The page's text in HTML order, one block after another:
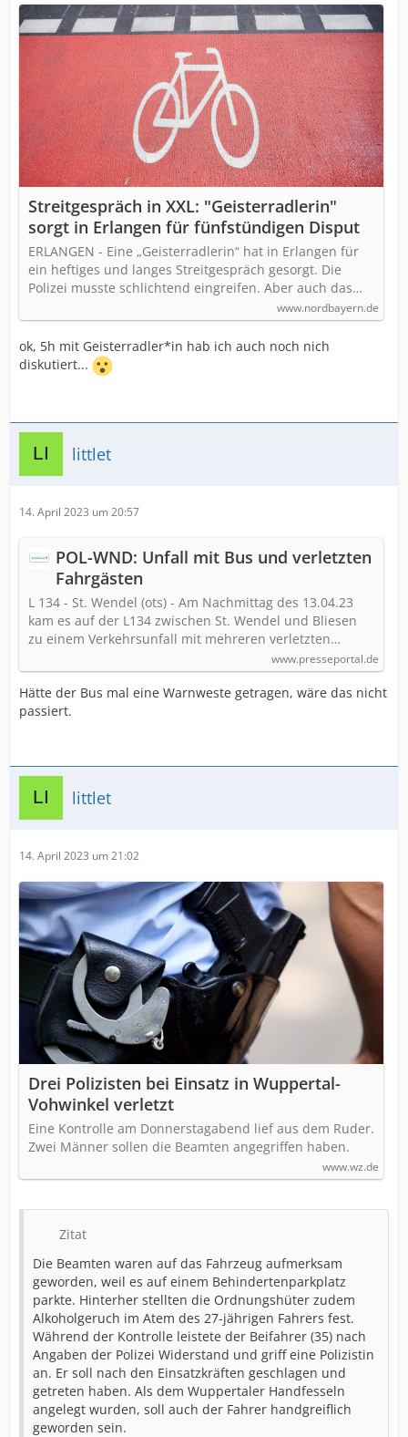
Streitgespräch in XXL: "Geisterradlerin"
sorgt in Erlangen für fünfstündigen Disput
ERLANGEN - Eine „Geisterradlerin“ hat in Erlangen für
ein heftiges und langes Streitgespräch gesorgt. Die
Polizei musste schlichtend eingreifen. Aber auch das…
www.nordbayern.de
ok, 5h mit Geisterradler*in hab ich auch noch nich
diskutiert...
littlet
14. April 2023 um 20:57
POL-WND: Unfall mit Bus und verletzten
Fahrgästen
L 134 - St. Wendel (ots) - Am Nachmittag des 13.04.23
kam es auf der L134 zwischen St. Wendel und Bliesen
zu einem Verkehrsunfall mit mehreren verletzten…
www.presseportal.de
Hätte der Bus mal eine Warnweste getragen, wäre das nicht
passiert.
littlet
14. April 2023 um 21:02
Drei Polizisten bei Einsatz in Wuppertal-
Vohwinkel verletzt
Eine Kontrolle am Donnerstagabend lief aus dem Ruder.
Zwei Männer sollen die Beamten angegriffen haben.
www.wz.de
Zitat
Die Beamten waren auf das Fahrzeug aufmerksam
geworden, weil es auf einem Behindertenparkplatz
parkte. Hinterher stellten die Ordnungshüter zudem
Alkoholgeruch im Atem des 27-jährigen Fahrers fest.
Während der Kontrolle leistete der Beifahrer (35) nach
Angaben der Polizei Widerstand und griff eine Polizistin
an. Er soll nach den Einsatzkräften geschlagen und
getreten haben. Als dem Wuppertaler Handfesseln
angelegt wurden, soll auch der Fahrer handgreiflich
geworden sein.